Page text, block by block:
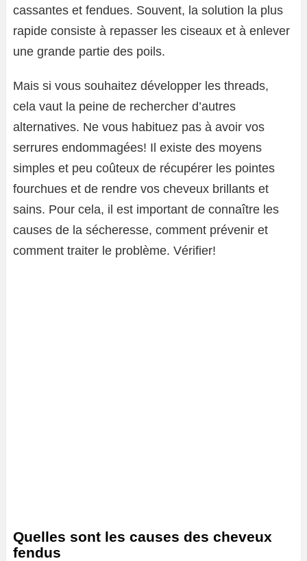
cassantes et fendues. Souvent, la solution la plus
rapide consiste à repasser les ciseaux et à enlever
une grande partie des poils.
Mais si vous souhaitez développer les threads,
cela vaut la peine de rechercher d’autres
alternatives. Ne vous habituez pas à avoir vos
serrures endommagées! Il existe des moyens
simples et peu coûteux de récupérer les pointes
fourchues et de rendre vos cheveux brillants et
sains. Pour cela, il est important de connaître les
causes de la sécheresse, comment prévenir et
comment traiter le problème. Vérifier!
Quelles sont les causes des cheveux
fendus